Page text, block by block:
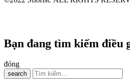
Bạn đang tìm kiếm điều
đóng
search